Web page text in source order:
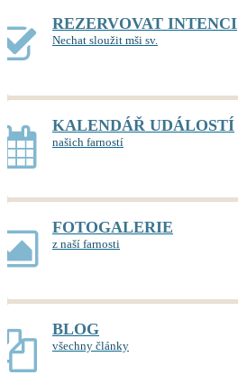
REZERVOVAT INTENCI
Nechat sloužit mši sv.
KALENDÁŘ UDÁLOSTÍ
našich farností
FOTOGALERIE
z naší farnosti
BLOG
všechny články